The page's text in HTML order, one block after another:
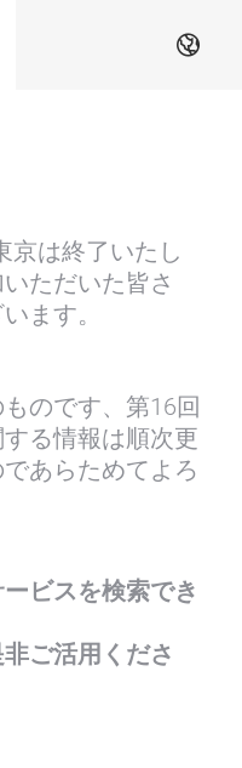
JA
京は終了いたし
ただいた皆さ
ます。
のです、第16回
る情報は順次更
あらためてよろ
ビスを検索でき
ご活用くださ